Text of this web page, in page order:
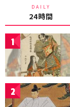
DAILY
24時間
1
2